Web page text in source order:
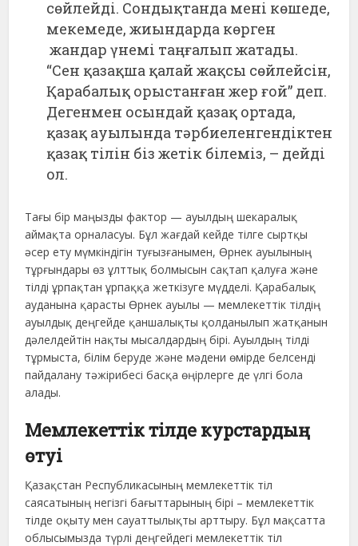
сөйлейді. Сондықтанда мені көшеде,
мекемеде, жиындарда көрген
жандар үнемі таңғалып жатады.
“Сен қазақша қалай жақсы сөйлейсін,
Қарабалық орыстанған жер ғой” деп.
Дегенмен осындай қазақ ортада,
қазақ ауылында тәрбиеленгендіктен
қазақ тілін біз жетік білеміз, – дейді
ол.
Тағы бір маңызды фактор — ауылдың шекаралық
аймақта орналасуы. Бұл жағдай кейде тілге сыртқы
әсер ету мүмкіндігін туғызғанымен, Өрнек ауылының
тұрғындары өз ұлттық болмысын сақтап қалуға және
тілді ұрпақтан ұрпаққа жеткізуге мүдделі. Қарабалық
ауданына қарасты Өрнек ауылы — мемлекеттік тілдің
ауылдық деңгейде қаншалықты қолданылып жатқанын
дәлелдейтін нақты мысалдардың бірі. Ауылдың тілді
тұрмыста, білім беруде және мәдени өмірде белсенді
пайдалану тәжірибесі басқа өңірлерге де үлгі бола
алады.
Мемлекеттік тілде курстардың
өтуі
Қазақстан Республикасының мемлекеттік тіл
саясатының негізгі бағыттарының бірі – мемлекеттік
тілде оқыту мен сауаттылықты арттыру. Бұл мақсатта
облысымызда түрлі деңгейдегі мемлекеттік тіл